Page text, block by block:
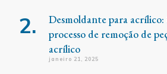
Desmoldante para
processo de remoção de
acrílico
janeiro 21, 2025